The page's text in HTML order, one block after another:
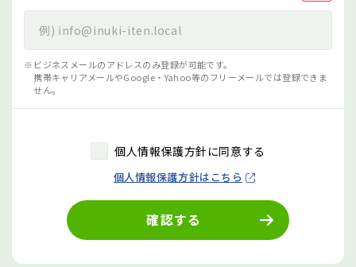
ビジネスメールのアドレスのみ登録が可能です。
携帯キャリアメールやGoogle・Yahoo等のフリーメールでは登録できま
せん。
個人情報保護方針に同意する
個人情報保護方針はこちら
確認する